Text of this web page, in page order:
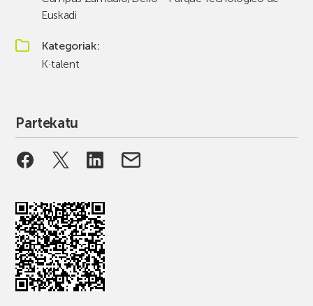
Euskadi
Kategoriak
K·talent
Partekatu